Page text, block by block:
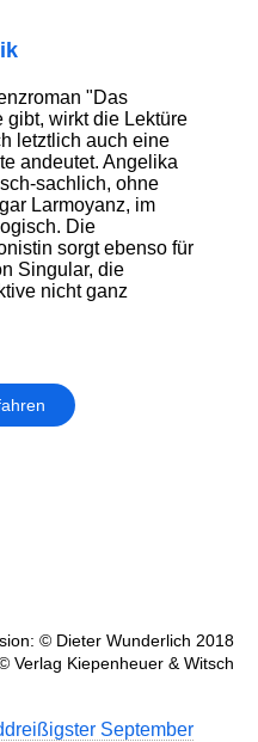
"Das
gibt, wirkt die Lektüre
letztlich auch eine
andeutet. Angelika
sachlich, ohne
Larmoyanz, im
Die
sorgt ebenso für
Singular, die
nicht ganz
© Dieter Wunderlich 2018
Verlag Kiepenheuer & Witsch
September